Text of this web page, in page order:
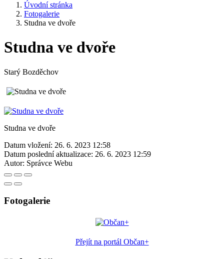
Úvodní stránka
Fotogalerie
Studna ve dvoře
Studna ve dvoře
Starý Bozděchov
Studna ve dvoře
Datum vložení: 26. 6. 2023 12:58
Datum poslední aktualizace: 26. 6. 2023 12:59
Autor: Správce Webu
Fotogalerie
Přejít na portál Občan+